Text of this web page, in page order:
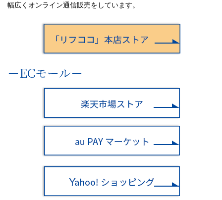
幅広くオンライン通信販売をしています。
－ECモール－